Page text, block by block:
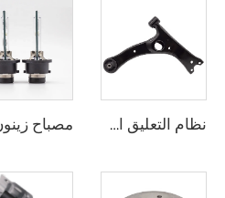
نظام التعليق الأمامي OEM 48068-13010 ذراع التحكم لسيارات تويوتا كورولا فيوس ياريس 2.0